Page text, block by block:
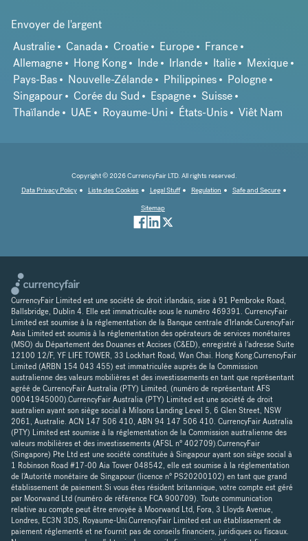
Envoyer de l'argent
Australie
Canada Croatie Europe
France
Allemagne
Hong Kong Inde Irlande Italie
Mexique
Pays-Bas
Nouvelle-Zélande Philippines
Pologne
Singapour
Corée du Sud Espagne
Suisse
Thaïlande
UAE Royaume-Uni États-Unis Viêt Nam
Copyright © 2026 CurrencyFair LTD. All rights reserved.
Data Privacy Policy
Liste des Cookies Legal Stuff Regulation
Safe and Secure
Sitemap
CurrencyFair Limited est une société de droit irlandais, sise à 91 Pembroke Road,
Ballsbridge, Dublin 4. Elle est immatriculée sous le numéro 469391. CurrencyFair
Limited est soumise à la réglementation de la Banque centrale d'Irlande.CurencyFair
Asia Limited est soumis à la réglementation des opérateurs de services monétaires
(MSO) du Département des Douanes et Accises (C&ED), enregistré à l'adresse Suite
12100 12/F, YF LIFE TOWER, 33 Lockhart Road, Wan Chai. Hong Kong.CurrencyFair
Limited (ARBN 154 043 455) est immatriculée auprès de la Commission
australienne des valeurs mobilières et des investissements en tant que représentant
agréé de CurrencyFair Australia (PTY) Limited, (numéro de représentant AFS
00041945000).CurrencyFair Australia (PTY) Limited est une société de droit
australien ayant son siège social à Milsons Landing Level 5, 6 Glen Street, NSW
2061, Australie. ACN 147 506 410, ABN 94 147 506 410. CurrencyFair Australia
(PTY) Limited est soumise à la réglementation de la Commission australienne des
valeurs mobilières et des investissements (AFSL n° 402709).CurrencyFair
(Singapore) Pte Ltd est une société constituée à Singapour ayant son siège social à
1 Robinson Road #17-00 Aia Tower 048542, elle est soumise à la réglementation
de l'Autorité monétaire de Singapour (licence n° PS20200102) en tant que grand
établissement de paiement.Si vous êtes résident britannique, votre compte est géré
par Moorwand Ltd (numéro de référence FCA 900709). Toute communication
relative au compte peut être envoyée à Moorwand Ltd, Fora, 3 Lloyds Avenue,
Londres, EC3N 3DS, Royaume-Uni.CurrencyFair Limited est un établissement de
paiement réglementé et ne fournit pas de conseils financiers, juridiques ou fiscaux.